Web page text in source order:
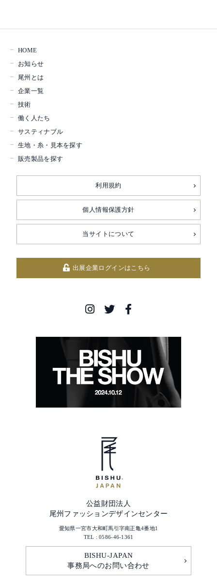
HOME
お知らせ
尾州とは
企業一覧
技術
働く人たち
サスティナブル
生地・糸・見本を探す
販売製品を探す
利用規約
個人情報保護方針
当サイトについて
出展企業ログインはこちら
公益財団法人
尾州ファッションデザインセンター
愛知県一宮市大和町馬引字南正亀4番地1
TEL : 0586-46-1361
BISHU-JAPAN
事務局へのお問い合わせ